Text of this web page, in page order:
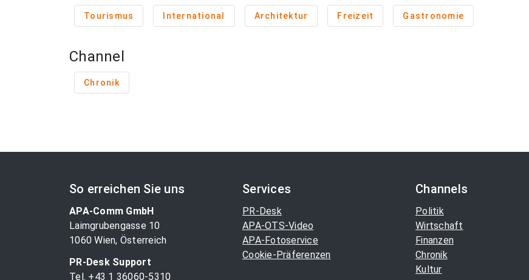
Tourismus International Architektur Freizeit Gastronomie
Channel
Chronik
So erreichen Sie uns
APA-Comm GmbH
Laimgrubengasse 10
1060 Wien, Österreich
PR-Desk Support
Tel. +43 1 36060-5310
Services
PR-Desk
APA-OTS-Video
APA-Fotoservice
Cookie-Präferenzen
Channels
Politik
Wirtschaft
Finanzen
Chronik
Kultur